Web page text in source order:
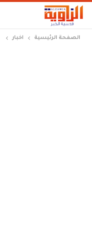
الصفحة الرئيسية اخبار